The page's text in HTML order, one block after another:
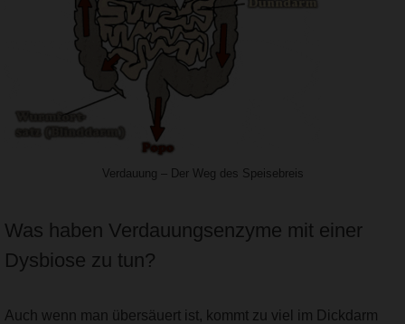
Verdauung – Der Weg des Speisebreis
Was haben Verdauungsenzyme mit einer
Dysbiose zu tun?
Auch wenn man übersäuert ist, kommt zu viel im Dickdarm